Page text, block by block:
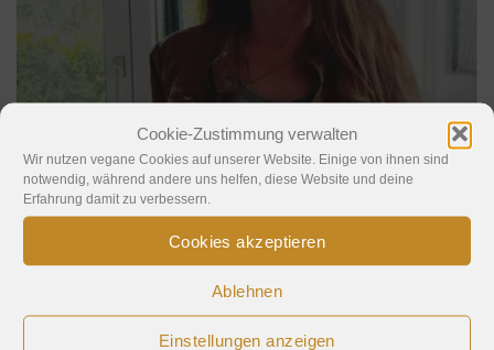
Cookie-Zustimmung verwalten
Wir nutzen vegane Cookies auf unserer Website. Einige von ihnen sind
notwendig, während andere uns helfen, diese Website und deine
Erfahrung damit zu verbessern.
Cookies akzeptieren
Ablehnen
Einstellungen anzeigen
Eva